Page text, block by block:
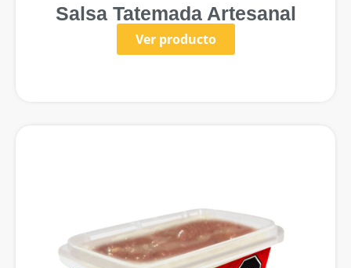
Salsa Tatemada Artesanal
Ver producto